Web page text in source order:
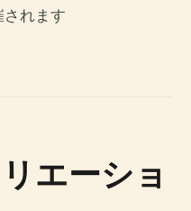
れます
エーショ